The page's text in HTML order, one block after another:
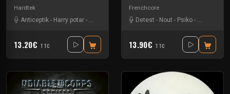
Hardtek
Anticeptik - Harry potar - Nout Roland K- Roms
13.20€ TTC
Frenchcore
Detest - Nout - Psiko - Tripped
13.90€ TTC